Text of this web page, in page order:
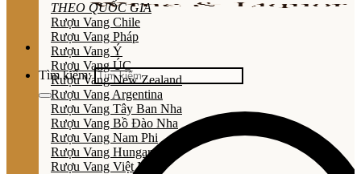
Tìm kiếm:
THEO QUỐC GIA
Rượu Vang Chile
Rượu Vang Pháp
Rượu Vang Ý
Rượu Vang ÚC
Rượu Vang New Zealand
Rượu Vang Argentina
Rượu Vang Tây Ban Nha
Rượu Vang Bồ Đào Nha
Rượu Vang Nam Phi
Rượu Vang Hungary
Rượu Vang Việt Nam